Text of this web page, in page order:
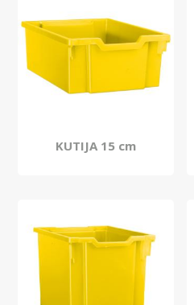
KUTIJA 15 cm